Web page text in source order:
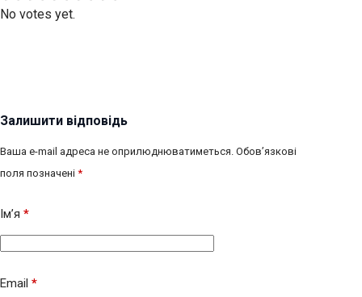
No votes yet.
Залишити відповідь
Ваша e-mail адреса не оприлюднюватиметься. Обов’язкові
поля позначені *
Ім’я *
Email *